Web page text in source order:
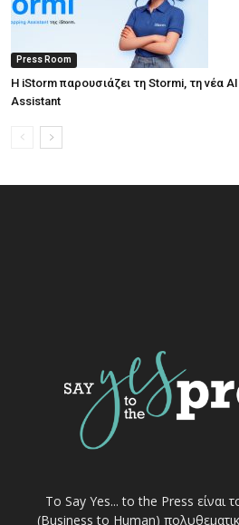
Press Room
Η iStorm παρουσιάζει τη Stormi, τη νέα
Assistant
Το Say Yes... to the Press είναι
(Business to Human)